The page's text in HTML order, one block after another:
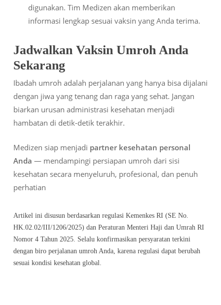
digunakan. Tim Medizen akan memberikan
informasi lengkap sesuai vaksin yang Anda terima.
Jadwalkan Vaksin Umroh Anda
Sekarang
Ibadah umroh adalah perjalanan yang hanya bisa dijalani
dengan jiwa yang tenang dan raga yang sehat. Jangan
biarkan urusan administrasi kesehatan menjadi
hambatan di detik-detik terakhir.
Medizen siap menjadi partner kesehatan personal
Anda — mendampingi persiapan umroh dari sisi
kesehatan secara menyeluruh, profesional, dan penuh
perhatian
Artikel ini disusun berdasarkan regulasi Kemenkes RI (SE No.
HK.02.02/III/1206/2025) dan Peraturan Menteri Haji dan Umrah RI
Nomor 4 Tahun 2025. Selalu konfirmasikan persyaratan terkini
dengan biro perjalanan umroh Anda, karena regulasi dapat berubah
sesuai kondisi kesehatan global.